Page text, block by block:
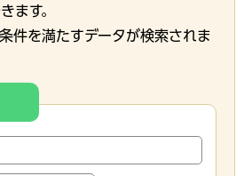
ます。
件を満たすデータが検索されま